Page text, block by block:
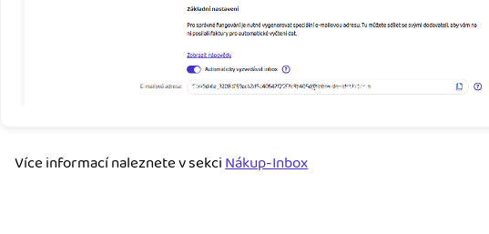
Více informací naleznete v sekciNákup-Inbox